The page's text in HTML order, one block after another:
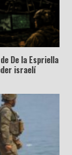
De la Espriella
israelí